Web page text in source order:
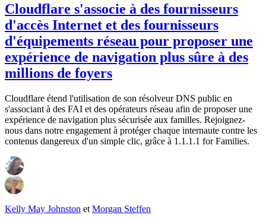
Cloudflare s'associe à des fournisseurs
d'accès Internet et des fournisseurs
d'équipements réseau pour proposer une
expérience de navigation plus sûre à des
millions de foyers
Cloudflare étend l'utilisation de son résolveur DNS public en
s'associant à des FAI et des opérateurs réseau afin de proposer une
expérience de navigation plus sécurisée aux familles. Rejoignez-
nous dans notre engagement à protéger chaque internaute contre les
contenus dangereux d'un simple clic, grâce à 1.1.1.1 for Families.
Kelly May Johnston et Morgan Steffen